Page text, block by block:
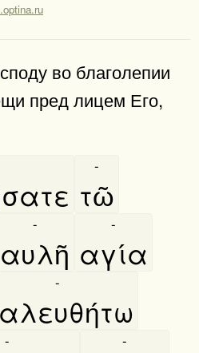
во благолепии
пред лицем Его,
τῶ
-
αυλῆ
-
αγία
-
-
- -